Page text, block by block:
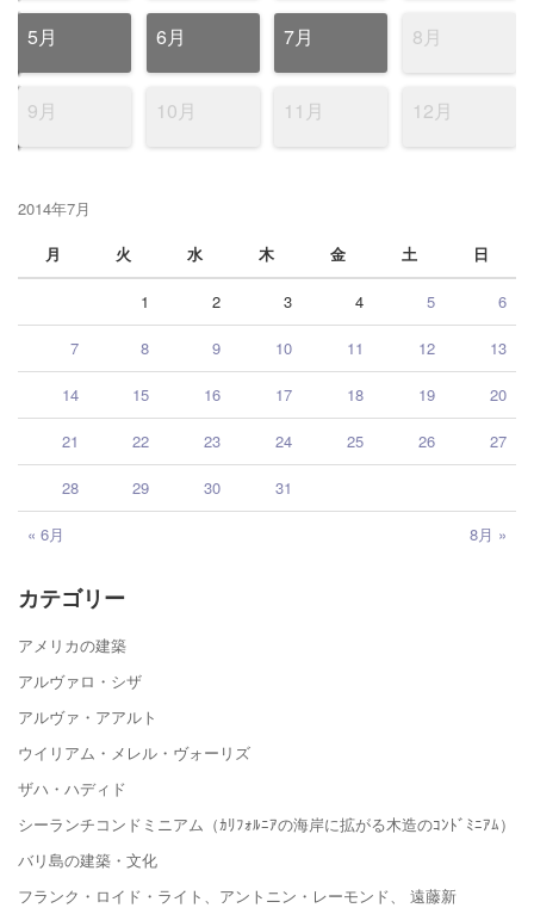
5月 6月 7月 8月
9月 10月 11月 12月
2014年7月
月
火 水 木 金 土 日
« 6月 8月 »
1 2 3 4 5 6
7 8 9 10 11 12 13
14 15 16 17 18 19 20
21 22 23 24 25 26 27
28 29 30 31
カテゴリー
アメリカの建築
アルヴァロ・シザ
アルヴァ・アアルト
ウイリアム・メレル・ヴォーリズ
ザハ・ハディド
シーランチコンドミニアム（ｶﾘﾌｫﾙﾆｱの海岸に拡がる木造のｺﾝﾄﾞﾐﾆｱﾑ）
バリ島の建築・文化
フランク・ロイド・ライト、アントニン・レーモンド、 遠藤新